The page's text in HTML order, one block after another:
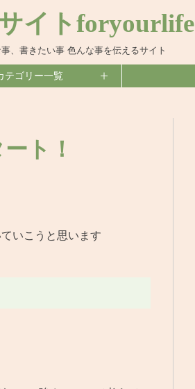
イトforyourlife
、書きたい事 色んな事を伝えるサイト
テゴリー一覧
ト！
いこうと思います